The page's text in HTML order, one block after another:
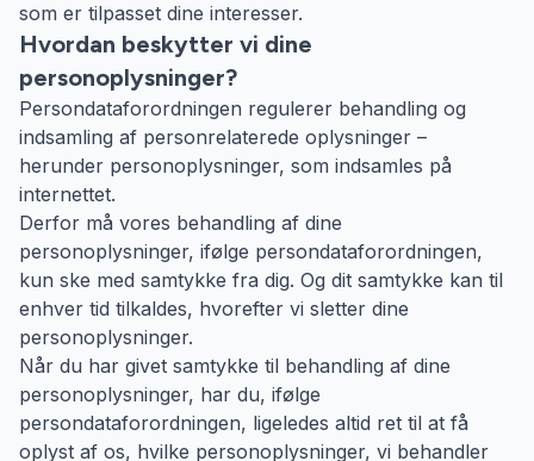
som er tilpasset dine interesser.
Hvordan beskytter vi dine
personoplysninger?
Persondataforordningen regulerer behandling og
indsamling af personrelaterede oplysninger –
herunder personoplysninger, som indsamles på
internettet.
Derfor må vores behandling af dine
personoplysninger, ifølge persondataforordningen,
kun ske med samtykke fra dig. Og dit samtykke kan til
enhver tid tilkaldes, hvorefter vi sletter dine
personoplysninger.
Når du har givet samtykke til behandling af dine
personoplysninger, har du, ifølge
persondataforordningen, ligeledes altid ret til at få
oplyst af os, hvilke personoplysninger, vi behandler